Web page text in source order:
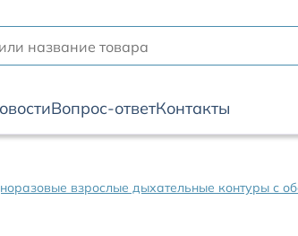
Вопрос-ответКонтакты
взрослые дыхательные контуры с